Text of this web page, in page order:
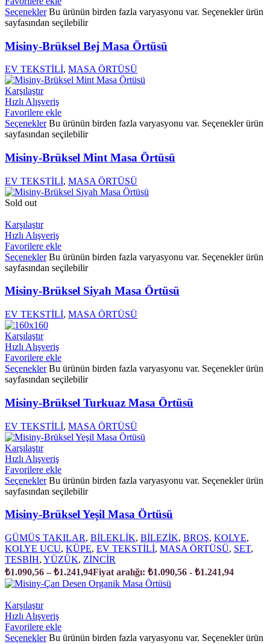
Seçenekler Bu ürünün birden fazla varyasyonu var. Seçenekler ürün
sayfasından seçilebilir
Misiny-Brüksel Bej Masa Örtüsü
EV TEKSTİLİ, MASA ÖRTÜSÜ
Karşılaştır
Hızlı Alışveriş
Favorilere ekle
Seçenekler Bu ürünün birden fazla varyasyonu var. Seçenekler ürün
sayfasından seçilebilir
Misiny-Brüksel Mint Masa Örtüsü
EV TEKSTİLİ, MASA ÖRTÜSÜ
Sold out
Karşılaştır
Hızlı Alışveriş
Favorilere ekle
Seçenekler Bu ürünün birden fazla varyasyonu var. Seçenekler ürün
sayfasından seçilebilir
Misiny-Brüksel Siyah Masa Örtüsü
EV TEKSTİLİ, MASA ÖRTÜSÜ
Karşılaştır
Hızlı Alışveriş
Favorilere ekle
Seçenekler Bu ürünün birden fazla varyasyonu var. Seçenekler ürün
sayfasından seçilebilir
Misiny-Brüksel Turkuaz Masa Örtüsü
EV TEKSTİLİ, MASA ÖRTÜSÜ
Karşılaştır
Hızlı Alışveriş
Favorilere ekle
Seçenekler Bu ürünün birden fazla varyasyonu var. Seçenekler ürün
sayfasından seçilebilir
Misiny-Brüksel Yeşil Masa Örtüsü
GÜMÜŞ TAKILAR, BİLEKLİK, BİLEZİK, BROŞ, KOLYE,
KOLYE UCU, KÜPE, EV TEKSTİLİ, MASA ÖRTÜSÜ, SET,
TESBİH, YÜZÜK, ZİNCİR
₺1.090,56 –₺1.241,94Fiyat aralığı: ₺1.090,56 - ₺1.241,94
Karşılaştır
Hızlı Alışveriş
Favorilere ekle
Seçenekler Bu ürünün birden fazla varyasyonu var. Seçenekler ürün